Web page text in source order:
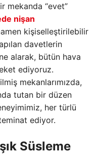
mekanda “evet”
nişan
kişiselleştirilebilir
davetlerin
alarak, bütün hava
ediyoruz.
mekanlarımızda,
tutan bir düzen
her türlü
ediyor.
Süsleme